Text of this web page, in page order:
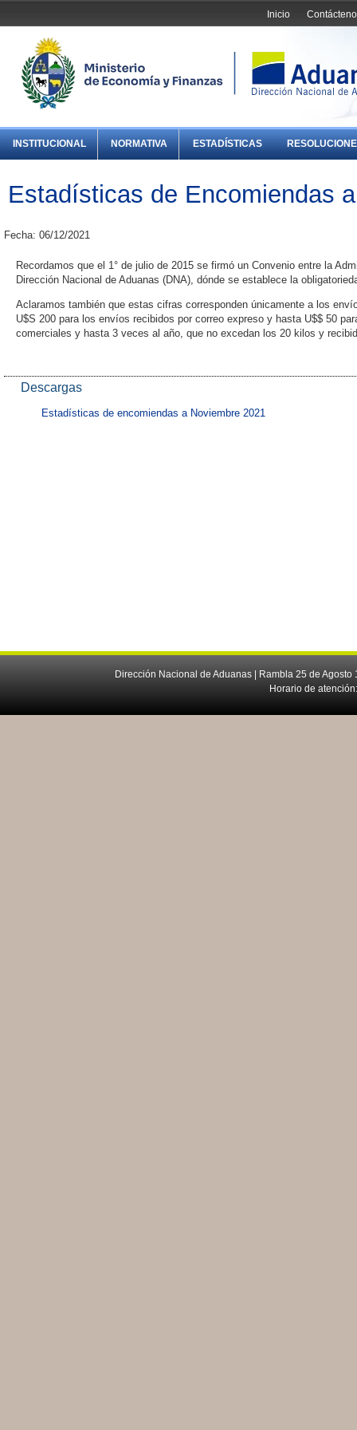
Inicio
INSTITUCIONAL NORMATIVA ESTADÍSTICAS
Estadísticas de Encomiendas
Fecha: 06/12/2021
Recordamos que el 1° de julio de 2015 se firmó un Convenio entre la
Dirección Nacional de Aduanas (DNA), dónde se establece la
Aclaramos también que estas cifras corresponden únicamente a los
U$S 200 para los envíos recibidos por correo expreso y hasta U$$ 50
comerciales y hasta 3 veces al año, que no excedan los 20 kilos y
Descargas
Estadísticas de encomiendas a Noviembre 2021
Dirección Nacional de Aduanas | Rambla 25 de
Horario de